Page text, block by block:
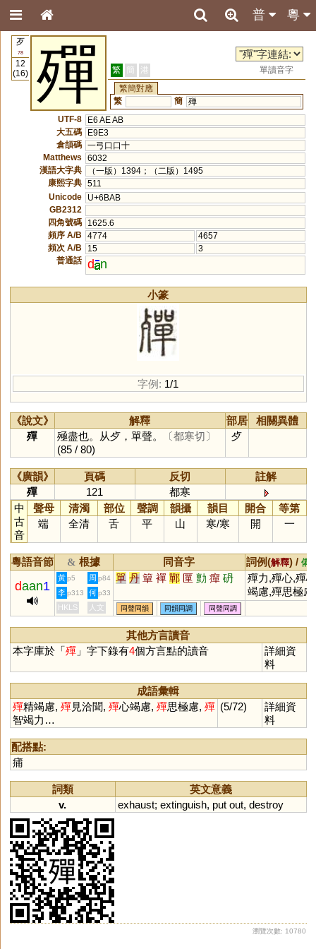
粵
普
歹
78
12
(16)
殫 繁 簡 港
單讀音字
繁簡對應
繁
簡 殚
UTF-8
E6 AE AB
大五碼
E9E3
倉頡碼 一弓口口十
Matthews
6032
漢語大字典
（一版）1394；（二版）1495
康熙字典 511
Unicode
U+6BAB
GB2312
四角號碼
1625.6
頻序 A/B
4774
4657
頻次 A/B
15
3
普通話 d n
小篆
字例: 1/1
《說文》 解釋 部居
相關異體
殫
殛盡也。从歺，單聲。
〔都寒切〕
(85 / 80)
歺
《廣韻》 頁碼 反切
註解
殫
121
都寒
中
古
音
聲母 清濁 部位 聲調 韻攝 韻目 開合
等第
端
全清 舌 平 山 寒/寒 開 一
粵語音節 & 根據 同音字 詞例(解釋) / 備
daan1
黃 p5 周 p84 單 丹 簞 襌 鄲 匰 勯 癉 砃
殫力,殫心,殫心
竭慮,殫思極慮
李 p313 何 p33
HKLS 人文 同聲同韻 同韻同調 同聲同調
其他方言讀音
本字庫於「殫」字下錄有4個方言點的讀音
詳細資
料
成語彙輯
殫精竭慮, 殫見洽聞, 殫心竭慮, 殫思極慮, 殫
智竭力…
(5/72)
詳細資
料
配搭點:
痡
詞類
英文意義
v.
exhaust; extinguish, put out, destroy
瀏覽次數: 10780